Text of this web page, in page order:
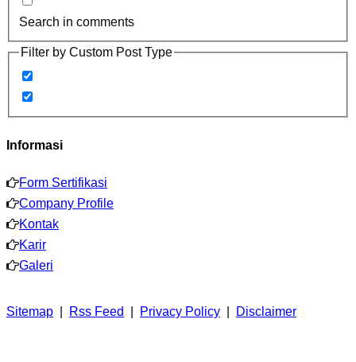
Search in comments
Filter by Custom Post Type
Informasi
Form Sertifikasi
Company Profile
Kontak
Karir
Galeri
Sitemap Rss Feed Privacy Policy Disclaimer